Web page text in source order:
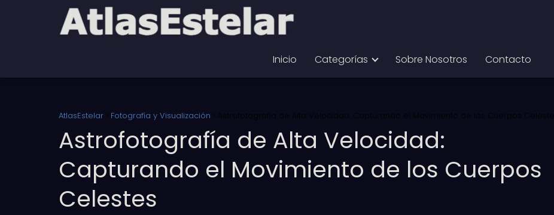
Inicio Categorías Sobre Nosotros Contacto
AtlasEstelar Fotografía y Visualización Astrofotografía de Alta Velocidad: Capturando el Movimiento de los Cuerpos Celestes
Astrofotografía de Alta Velocidad:
Capturando el Movimiento de los Cuerpos
Celestes